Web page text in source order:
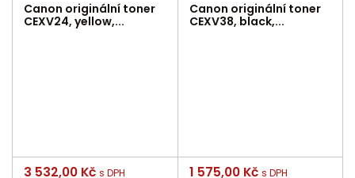
Canon originální toner
CEXV24, yellow,...
Cena
3 532,00 Kč s DPH
Canon originální toner
CEXV38, black,...
Cena
1 575,00 Kč s DPH